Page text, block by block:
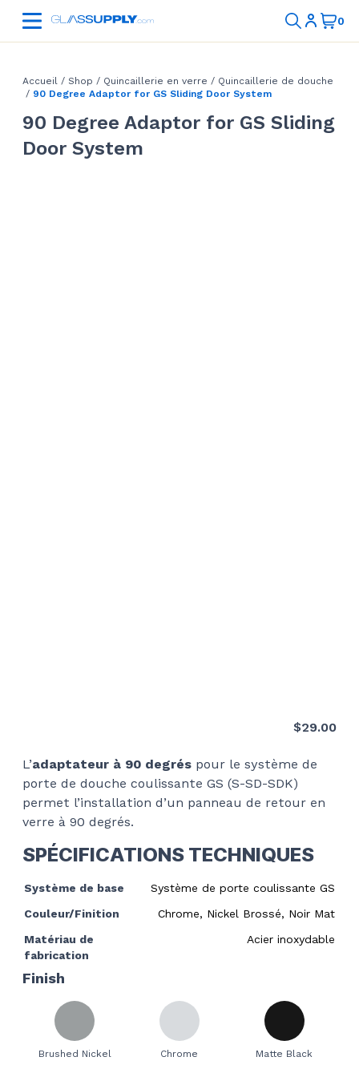
Accueil / Shop / Quincaillerie en verre / Quincaillerie de douche
/ 90 Degree Adaptor for GS Sliding Door System
90 Degree Adaptor for GS Sliding
Door System
$29.00
L’adaptateur à 90 degrés pour le système de
porte de douche coulissante GS (S-SD-SDK)
permet l’installation d’un panneau de retour en
verre à 90 degrés.
SPÉCIFICATIONS TECHNIQUES
Système de base
Système de porte coulissante GS
Couleur/Finition
Chrome, Nickel Brossé, Noir Mat
Matériau de
fabrication
Acier inoxydable
Finish
Brushed Nickel Chrome Matte Black